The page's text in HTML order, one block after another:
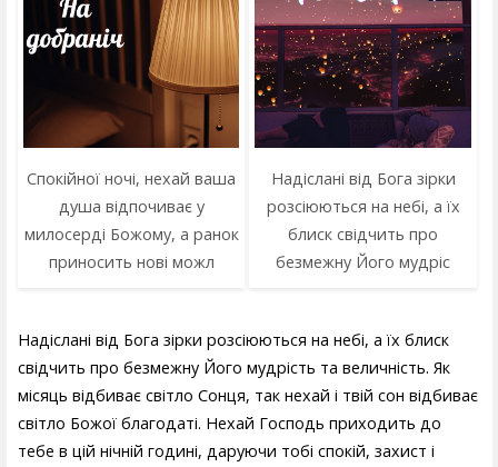
Спокійної ночі, нехай ваша
душа відпочиває у
милосерді Божому, а ранок
приносить нові можл
Надіслані від Бога зірки
розсіюються на небі, а їх
блиск свідчить про
безмежну Його мудріс
Надіслані від Бога зірки розсіюються на небі, а їх блиск
свідчить про безмежну Його мудрість та величність. Як
місяць відбиває світло Сонця, так нехай і твій сон відбиває
світло Божої благодаті. Нехай Господь приходить до
тебе в цій нічній годині, даруючи тобі спокій, захист і